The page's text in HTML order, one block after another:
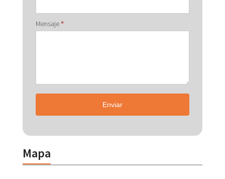
Mensaje*
Enviar
Mapa